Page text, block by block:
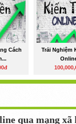
Cách
Trải Nghiệm
qua mạng xã